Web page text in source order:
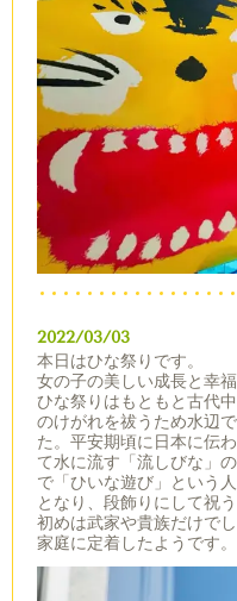
2022/03/03
本日はひな祭りです。
女の子の美しい成長と幸福
ひな祭りはもともと古代
のけがれを祓うため水辺
た。平安期頃に日本に伝
て水に流す「流しびな」
で「ひいな遊び」という
となり、段飾りにして祝
初めは武家や貴族だけで
家庭に定着したようです。